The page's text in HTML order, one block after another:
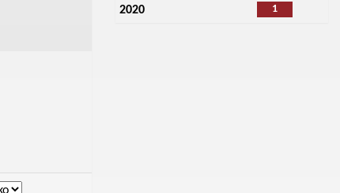
1
2020